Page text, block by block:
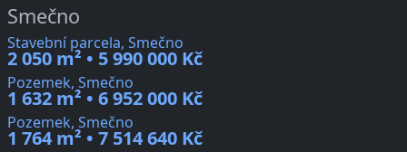
Smečno
Stavební parcela, Smečno
2 050 m² • 5 990 000 Kč
Pozemek, Smečno
1 632 m² • 6 952 000 Kč
Pozemek, Smečno
1 764 m² • 7 514 640 Kč